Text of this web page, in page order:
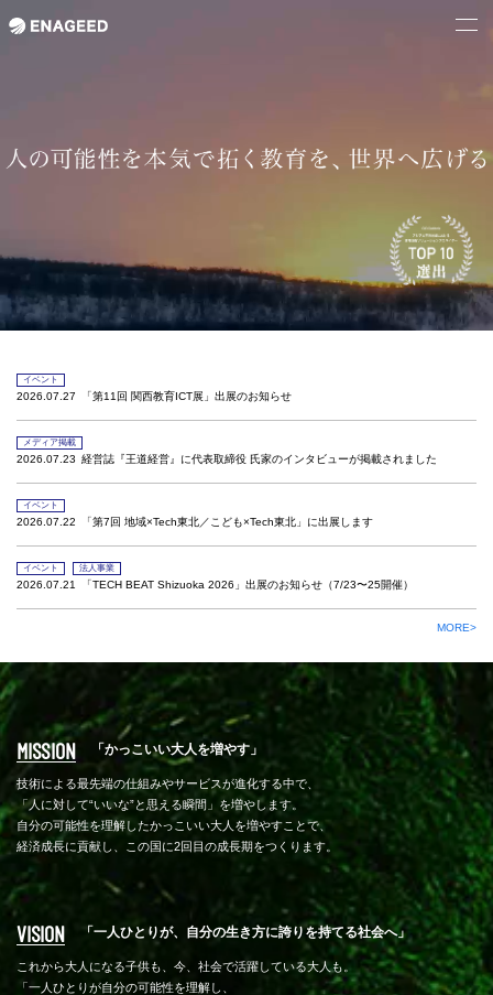
イベント
2026.07.27 「第11回 関西教育ICT展」出展のお知らせ
メディア掲載
2026.07.23 経営誌『王道経営』に代表取締役 氏家のインタビューが掲載されました
イベント
2026.07.22 「第7回 地域×Tech東北／こども×Tech東北」に出展します
イベント 法人事業
2026.07.21 「TECH BEAT Shizuoka 2026」出展のお知らせ（7/23〜25開催）
MORE>
MISSION 「かっこいい大人を増やす」
技術による最先端の仕組みやサービスが進化する中で、
「人に対して“いいな”と思える瞬間」を増やします。
自分の可能性を理解したかっこいい大人を増やすことで、
経済成長に貢献し、この国に2回目の成長期をつくります。
VISION 「一人ひとりが、自分の生き方に誇りを持てる社会へ」
これから大人になる子供も、今、社会で活躍している大人も。
「一人ひとりが自分の可能性を理解し、